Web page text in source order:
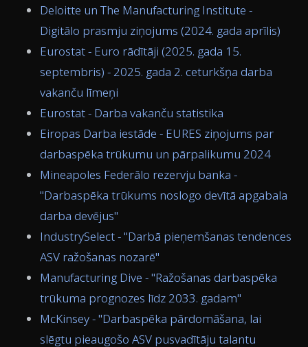
Deloitte un The Manufacturing Institute -
Digitālo prasmju ziņojums (2024. gada aprīlis)
Eurostat - Euro rādītāji (2025. gada 15.
septembris) - 2025. gada 2. ceturkšņa darba
vakanču līmeņi
Eurostat - Darba vakanču statistika
Eiropas Darba iestāde - EURES ziņojums par
darbaspēka trūkumu un pārpalikumu 2024
Mineapoles Federālo rezervju banka -
"Darbaspēka trūkums noslogo devītā apgabala
darba devējus"
IndustrySelect - "Darbā pieņemšanas tendences
ASV ražošanas nozarē"
Manufacturing Dive - "Ražošanas darbaspēka
trūkuma prognozes līdz 2033. gadam"
McKinsey - "Darbaspēka pārdomāšana, lai
slēgtu pieaugošo ASV pusvadītāju talantu